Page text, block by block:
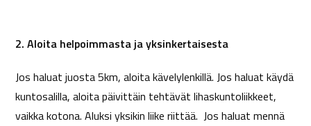
2. Aloita helpoimmasta ja yksinkertaisesta
Jos haluat juosta 5km, aloita kävelylenkillä. Jos haluat käydä
kuntosalilla, aloita päivittäin tehtävät lihaskuntoliikkeet,
vaikka kotona. Aluksi yksikin liike riittää. Jos haluat mennä